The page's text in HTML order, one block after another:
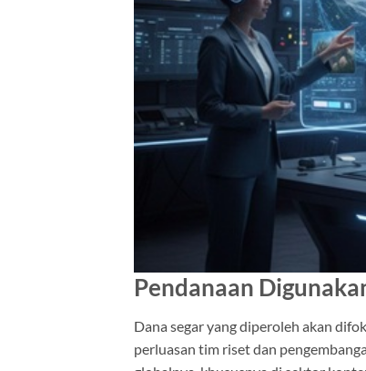
Pendanaan
Dana segar yang diperoleh akan
perluasan tim riset dan